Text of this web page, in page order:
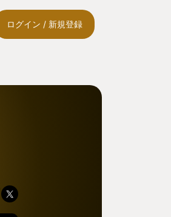
ログイン / 新規登録